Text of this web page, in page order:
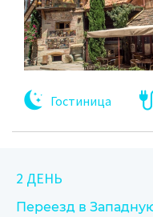
Гостиница
2 ДЕНЬ
Переезд в